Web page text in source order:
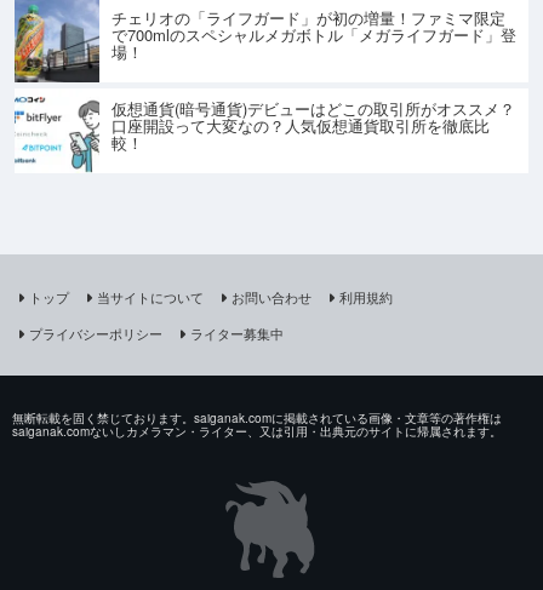
チェリオの「ライフガード」が初の増量！ファミマ限定
で700mlのスペシャルメガボトル「メガライフガード」登
場！
仮想通貨(暗号通貨)デビューはどこの取引所がオススメ？
口座開設って大変なの？人気仮想通貨取引所を徹底比
較！
トップ 当サイトについて お問い合わせ
利用規約
プライバシーポリシー
ライター募集中
無断転載を固く禁じております。saiganak.comに掲載されている画像・文章等の著作権は
saiganak.comないしカメラマン・ライター、又は引用・出典元のサイトに帰属されます。